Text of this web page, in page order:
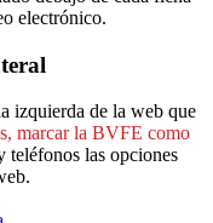
electrónico.
izquierda de la web que
marcar la BVFE como
teléfonos las opciones